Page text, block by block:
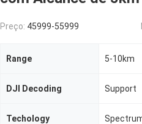
Preço: 45999-55999
Range 5-10km
DJI Decoding Support
Techology